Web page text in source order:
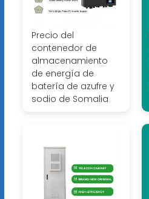
Precio del
contenedor de
almacenamiento
de energía de
batería de azufre y
sodio de Somalia